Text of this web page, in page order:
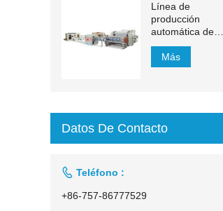
Línea de
producción
automática de
pañuelos faciales
con transferencia
automática de
Más
Datos De Contacto
 Teléfono :
+86-757-86777529